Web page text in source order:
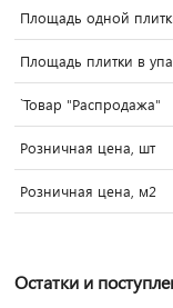
Площадь одной
Площадь плитки в
`Товар "Распродажа"
Розничная цена, шт
Розничная цена, м2
Остатки и